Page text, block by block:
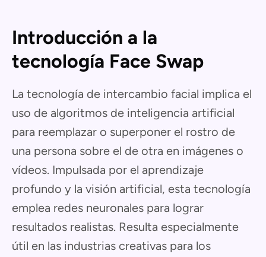
Introducción a la
tecnología Face Swap
La tecnología de intercambio facial implica el
uso de algoritmos de inteligencia artificial
para reemplazar o superponer el rostro de
una persona sobre el de otra en imágenes o
vídeos. Impulsada por el aprendizaje
profundo y la visión artificial, esta tecnología
emplea redes neuronales para lograr
resultados realistas. Resulta especialmente
útil en las industrias creativas para los